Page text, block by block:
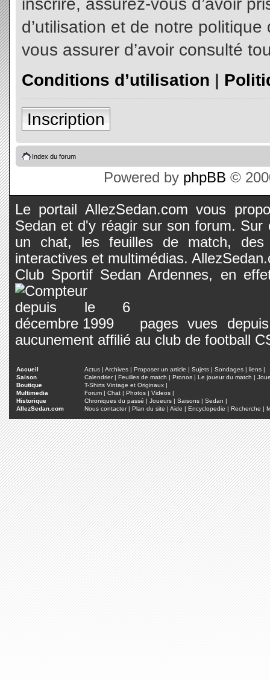
d’utilisation et de notre
vous assurer d’avoir consulté
Conditions d’utilisation |
Inscription
Index du forum
Powered by phpBB ©
Le portail AllezSedan.com vous
Sedan et d'y réagir sur son forum.
un chat, les feuilles de match, des
interactives et multimédias.
Club Sportif Sedan Ardennes, en
pages vues
aucunement affilié au club de football
Accueil Actus | Archives | Proposer un article | Sujets | Sondages | liens |
Saison
Calendrier| Feuilles de match | Pronos | Le joueur du match |
Boutique
T-Shirts Vintage et Originaux |
Multimedia
Forum | Chat | Photos | Videos |
Historique
Chroniques du passé | Joueurs | Saisons | Sedan |
AllezSedan.com
Nous contacter| Plan du site | Aide | Encyclopedie | Recherche |